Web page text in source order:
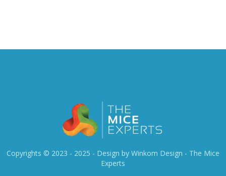
Copyrights © 2023 - 2025 - Design by Winkom Design - The Mice
Experts